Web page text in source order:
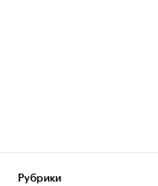
Рубрики